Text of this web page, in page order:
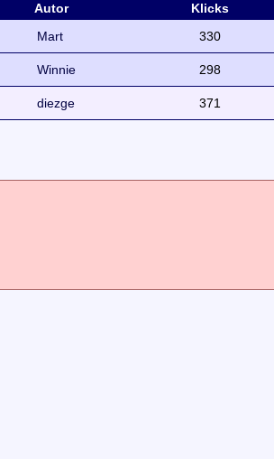
Autor Klicks
Mart 330
Winnie 298
diezge 371